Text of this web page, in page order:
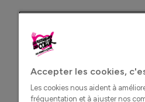
Accepter les cookies,
Les cookies nous aident à
fréquentation et à ajuster nos